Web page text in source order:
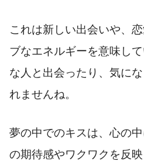
これは新しい出会いや、
ブなエネルギーを意味し
な人と出会ったり、気に
れませんね。
夢の中でのキスは、心の
の期待感やワクワクを反